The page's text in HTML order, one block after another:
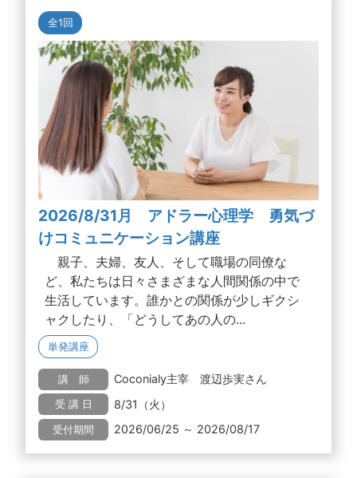
全1回
2026/8/31月 アドラー心理学 勇気づ
けコミュニケーション講座
親子、夫婦、友人、そして職場の同僚な
ど、私たちは日々さまざまな人間関係の中で
生活しています。誰かとの関係が少しギクシ
ャクしたり、「どうしてあの人の...
単発講座
講 師 Coconialy主宰 渡辺歩実さん
受 講 日 8/31（火）
受付期間 2026/06/25 ～ 2026/08/17